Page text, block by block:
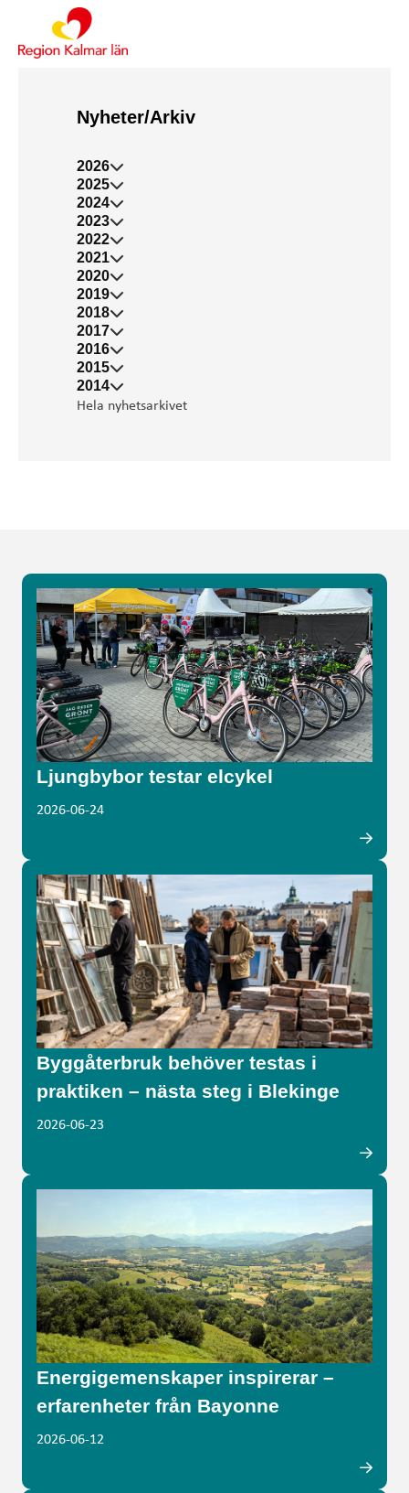
Nyheter/Arkiv
2026
2025
2024
2023
2022
2021
2020
2019
2018
2017
2016
2015
2014
Hela nyhetsarkivet
Ljungbybor testar elcykel
2026-06-24
Byggåterbruk behöver testas i
praktiken – nästa steg i Blekinge
2026-06-23
Energigemenskaper inspirerar –
erfarenheter från Bayonne
2026-06-12